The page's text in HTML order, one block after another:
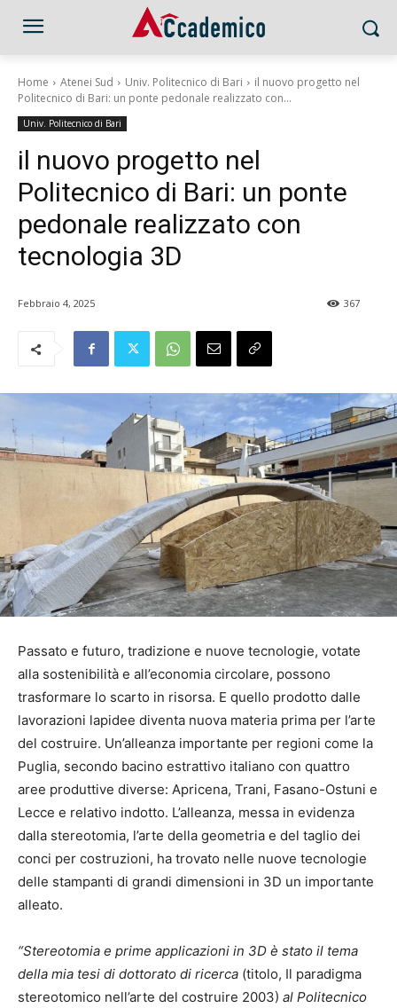
Home Atenei Sud Univ. Politecnico di Bari
il nuovo progetto nel
Politecnico di Bari: un ponte pedonale realizzato con...
Univ. Politecnico di Bari
il nuovo progetto nel
Politecnico di Bari: un ponte
pedonale realizzato con
tecnologia 3D
Febbraio 4, 2025 367
Passato e futuro, tradizione e nuove tecnologie, votate
alla sostenibilità e all’economia circolare, possono
trasformare lo scarto in risorsa. E quello prodotto dalle
lavorazioni lapidee diventa nuova materia prima per l’arte
del costruire. Un’alleanza importante per regioni come la
Puglia, secondo bacino estrattivo italiano con quattro
aree produttive diverse: Apricena, Trani, Fasano-Ostuni e
Lecce e relativo indotto. L’alleanza, messa in evidenza
dalla stereotomia, l’arte della geometria e del taglio dei
conci per costruzioni, ha trovato nelle nuove tecnologie
delle stampanti di grandi dimensioni in 3D un importante
alleato.
“Stereotomia e prime applicazioni in 3D è stato il tema
della mia tesi di dottorato di ricerca (titolo, Il paradigma
stereotomico nell’arte del costruire 2003) al Politecnico